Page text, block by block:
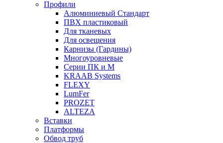
Профили
Алюминиевый Стандарт
ПВХ пластиковый
Для тканевых
Для освещения
Карнизы (Гардины)
Многоуровневые
Серии ПК и М
KRAAB Systems
FLEXY
LumFer
PROZET
ALTEZA
Вставки
Платформы
Обвод труб